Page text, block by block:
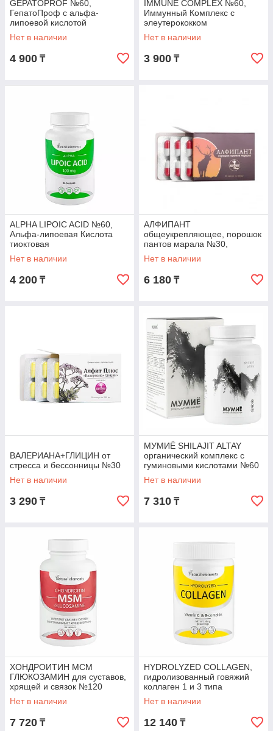
GEPATOPROF №60,
ГепатоПроф с альфа-
липоевой кислотой
Нет в наличии
4 900 ₸
IMMUNE COMPLEX №60,
Иммунный Комплекс с
элеутерококком
Нет в наличии
3 900 ₸
ALPHA LIPOIC ACID №60,
Альфа-липоевая Кислота
тиоктовая
Нет в наличии
4 200 ₸
АЛФИПАНТ
общеукрепляющее, порошок
пантов марала №30,
Нет в наличии
6 180 ₸
ВАЛЕРИАНА+ГЛИЦИН от
стресса и бессонницы №30
Нет в наличии
3 290 ₸
МУМИЁ SHILAJIT ALTAY
органический комплекс с
гуминовыми кислотами №60
Нет в наличии
7 310 ₸
ХОНДРОИТИН МСМ
ГЛЮКОЗАМИН для суставов,
хрящей и связок №120
Нет в наличии
7 720 ₸
HYDROLYZED COLLAGEN,
гидролизованный говяжий
коллаген 1 и 3 типа
Нет в наличии
12 140 ₸